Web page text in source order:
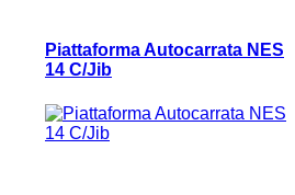
Piattaforma Autocarrata NES
14 C/Jib